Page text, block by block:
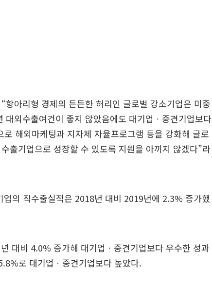
항아리형 경제의 든든한 허리인 글로벌 강소기업은 미중
외수출여건이 좋지 않았음에도 대기업ㆍ중견기업보다
해외마케팅과 지자체 자율프로그램 등을 강화해 글로
출기업으로 성장할 수 있도록 지원을 아끼지 않겠다”라
의 직수출실적은 2018년 대비 2019년에 2.3% 증가했
대비 4.0% 증가해 대기업ㆍ중견기업보다 우수한 성과
로 대기업ㆍ중견기업보다 높았다.